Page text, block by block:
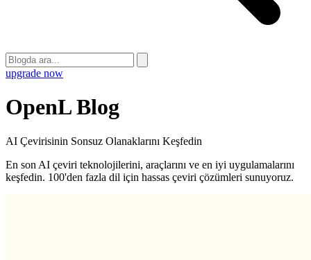
upgrade now
OpenL Blog
AI Çevirisinin Sonsuz Olanaklarını Keşfedin
En son AI çeviri teknolojilerini, araçlarını ve en iyi uygulamalarını
keşfedin. 100'den fazla dil için hassas çeviri çözümleri sunuyoruz.